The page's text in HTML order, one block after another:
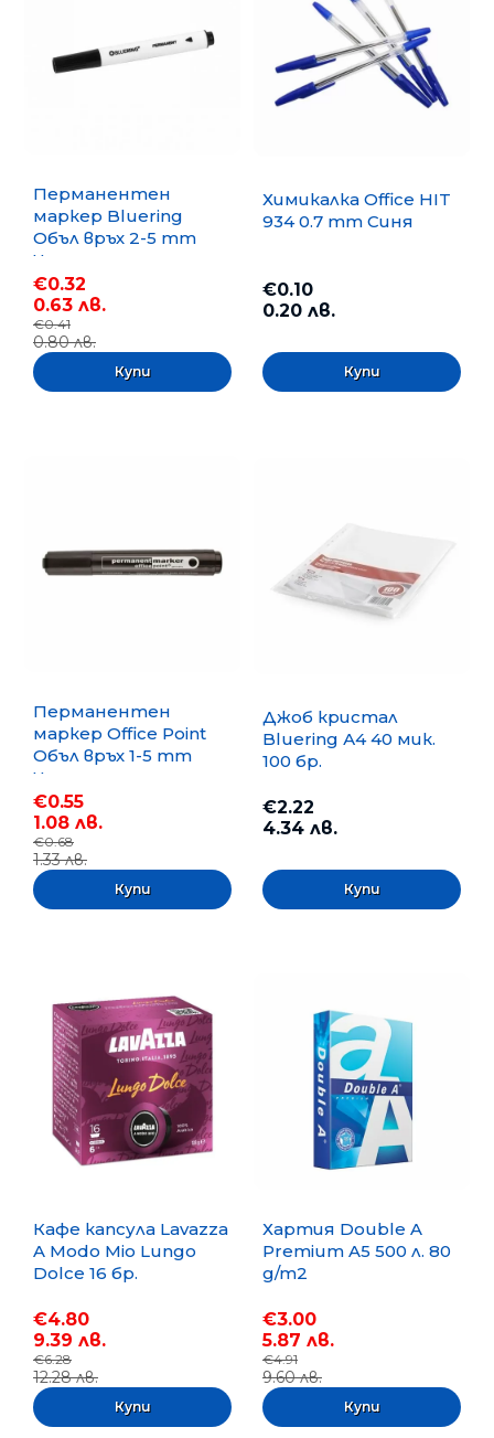
Перманентен
маркер Bluering
Объл връх 2-5 mm
Черен
€0.32
0.63 лв.
€0.41
0.80 лв.
Химикалка Office HIT
934 0.7 mm Синя
€0.10
0.20 лв.
Перманентен
маркер Office Point
Объл връх 1-5 mm
Черен
€0.55
1.08 лв.
€0.68
1.33 лв.
Джоб кристал
Bluering А4 40 мик.
100 бр.
€2.22
4.34 лв.
Кафе капсула Lavazza
A Modo Mio Lungo
Dolce 16 бр.
€4.80
9.39 лв.
€6.28
12.28 лв.
Хартия Double A
Premium A5 500 л. 80
g/m2
€3.00
5.87 лв.
€4.91
9.60 лв.